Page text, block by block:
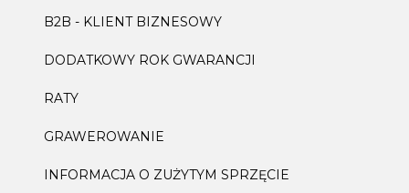
B2B - KLIENT BIZNESOWY
DODATKOWY ROK GWARANCJI
RATY
GRAWEROWANIE
INFORMACJA O ZUŻYTYM SPRZĘCIE